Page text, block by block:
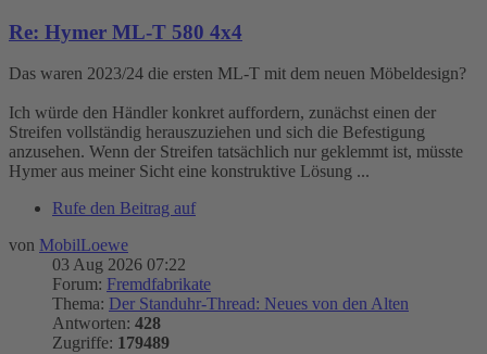
Re: Hymer ML-T 580 4x4
Das waren 2023/24 die ersten ML-T mit dem neuen Möbeldesign?
Ich würde den Händler konkret auffordern, zunächst einen der
Streifen vollständig herauszuziehen und sich die Befestigung
anzusehen. Wenn der Streifen tatsächlich nur geklemmt ist, müsste
Hymer aus meiner Sicht eine konstruktive Lösung ...
Rufe den Beitrag auf
von MobilLoewe
03 Aug 2026 07:22
Forum: Fremdfabrikate
Thema: Der Standuhr-Thread: Neues von den Alten
Antworten: 428
Zugriffe: 179489